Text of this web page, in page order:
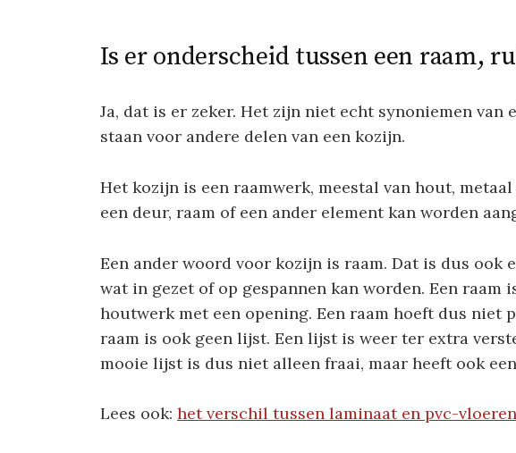
Is er onderscheid tussen een raam,
Ja, dat is er zeker. Het zijn niet echt synoniemen van
staan voor andere delen van een kozijn.
Het kozijn is een raamwerk, meestal van hout,
een deur, raam of een ander element kan worden
Een ander woord voor kozijn is raam. Dat is dus ook
wat in gezet of op gespannen kan worden. Een raam
houtwerk met een opening. Een raam hoeft dus niet
raam is ook geen lijst. Een lijst is weer ter extra
mooie lijst is dus niet alleen fraai, maar heeft ook
Lees ook: het verschil tussen laminaat en pvc-